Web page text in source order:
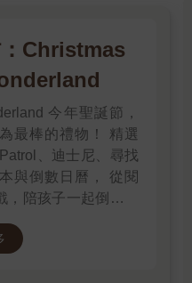
Christmas
今年聖誕節，
最棒的禮物！ 精選
、迪士尼、尋找
與倒數日曆， 從閱
陪孩子一起倒數歡
it, Play it, Feel the